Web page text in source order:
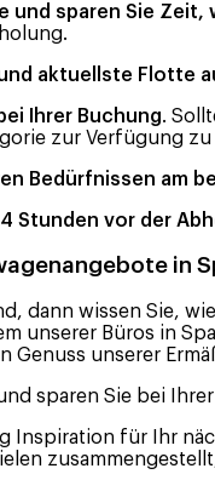
und sparen Sie Zeit,
aktuellste Flotte
Ihrer Buchung.
zur Verfügung zu
Bedürfnissen am
Stunden vor der
in
dann wissen Sie,
unserer Büros in
Genuss unserer
sparen Sie bei
Inspiration für Ihr